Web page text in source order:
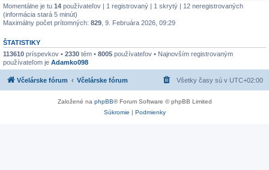
Momentálne je tu 14 používateľov | 1 registrovaný | 1 skrytý | 12 neregistrovaných
(informácia stará 5 minút)
Maximálny počet prítomných: 829 , 9. Februára 2026, 09:29
ŠTATISTIKY
113610 príspevkov • 2330 tém • 8005 používateľov • Najnovším registrovaným
používateľom je Adamko098
Včelárske fórum Včelárske fórum Všetky časy sú v UTC+02:00
Založené na phpBB® Forum Software © phpBB Limited
Súkromie | Podmienky